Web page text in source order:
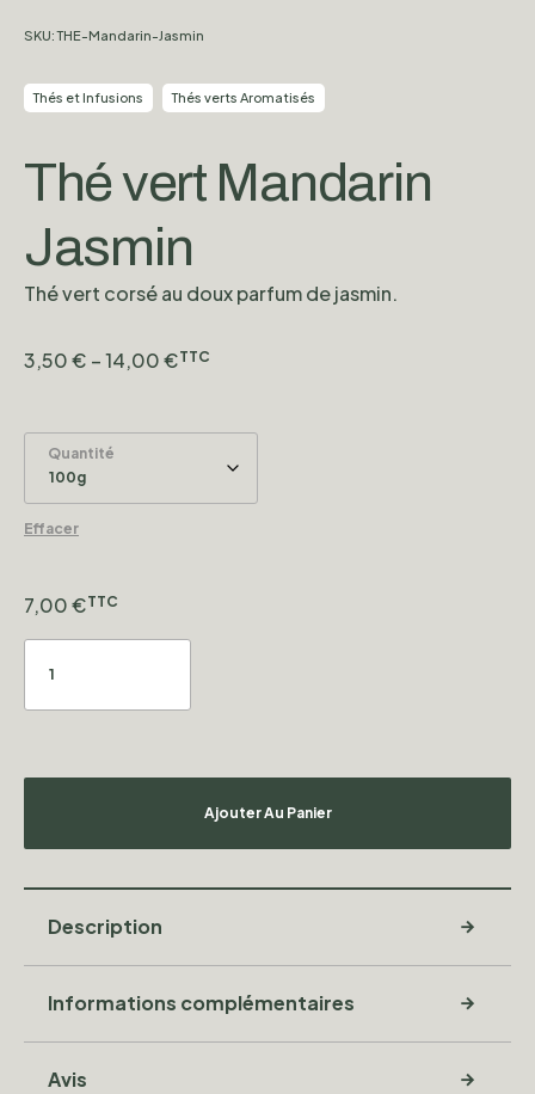
SKU:THE-Mandarin-Jasmin
Thés et Infusions Thés verts Aromatisés
Thé vert Mandarin
Jasmin
Thé vert corsé au doux parfum de jasmin.
3,50€ –14,00€TTC
Quantité
Effacer
7,00€TTC
Ajouter Au Panier
Description
Informations complémentaires
Avis